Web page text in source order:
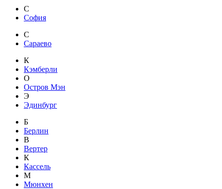
С
София
С
Сараево
К
Кэмберли
О
Остров Мэн
Э
Эдинбург
Б
Берлин
В
Вертер
К
Кассель
М
Мюнхен